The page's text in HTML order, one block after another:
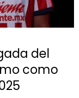
del
como